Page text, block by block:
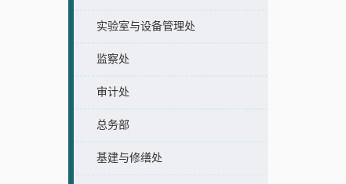
实验室与设备管理处
监察处
审计处
总务部
基建与修缮处